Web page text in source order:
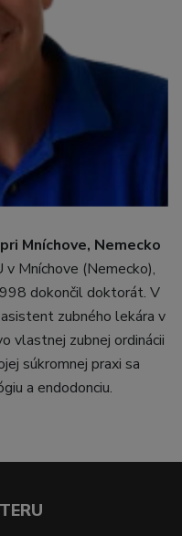
Mníchove, Nemecko
Mníchove (Nemecko),
dokončil doktorát. V
zubného lekára v
vlastnej zubnej ordinácii
súkromnej praxi sa
a endodonciu.